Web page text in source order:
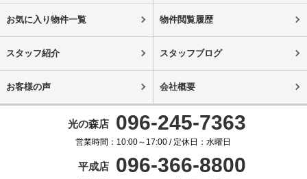
お気に入り物件一覧 物件閲覧履歴
スタッフ紹介 スタッフブログ
お客様の声 会社概要
光の森店 096-245-7363
営業時間：10:00～17:00 / 定休日：水曜日
平成店 096-366-8800